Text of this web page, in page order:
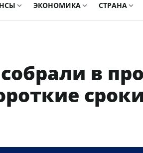
ЭКОНОМИКА СТРАНА
в
сроки